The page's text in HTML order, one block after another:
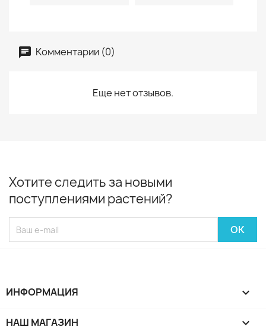
Комментарии (0)
Еще нет отзывов.
Хотите следить за новыми
поступлениями растений?
ИНФОРМАЦИЯ 
НАШ МАГАЗИН 